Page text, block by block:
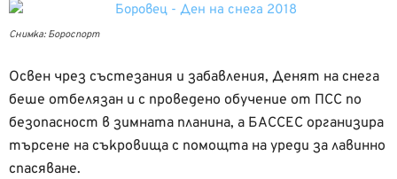
Снимка: Бороспорт
Освен чрез състезания и забавления, Денят на снега
беше отбелязан и с проведено обучение от ПСС по
безопасност в зимната планина, а БАССЕС организира
търсене на съкровища с помощта на уреди за лавинно
спасяване.